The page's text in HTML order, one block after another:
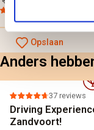
1.688
Opslaan
Anders
37 reviews
Driving
Zandvoort!